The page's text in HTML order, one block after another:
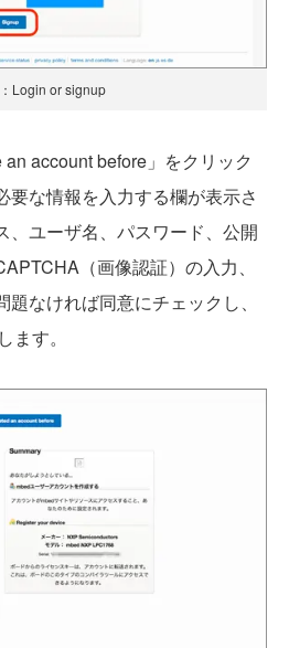
Login or signup
account before」をクリック
要な情報を入力する欄が表示さ
、ユーザ名、パスワード、公開
（画像認証）の入力、
なければ同意にチェックし、
ます。